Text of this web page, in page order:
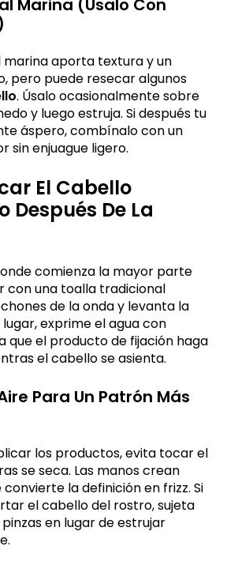
Marina (úsalo Con
marina aporta textura y un
pero puede resecar algunos
. Úsalo ocasionalmente sobre
y luego estruja. Si después tu
áspero, combínalo con un
sin enjuague ligero.
El Cabello
Después De La
comienza la mayor parte
con una toalla tradicional
de la onda y levanta la
lugar, exprime el agua con
que el producto de fijación haga
el cabello se asienta.
Para Un Patrón Más
los productos, evita tocar el
se seca. Las manos crean
la definición en frizz. Si
el cabello del rostro, sujeta
en lugar de estrujar